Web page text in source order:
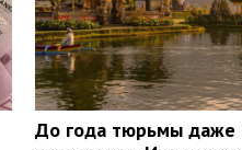
До года тюрьмы даже